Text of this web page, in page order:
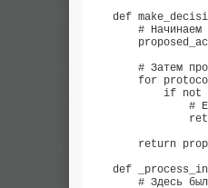
def
# Начинаем
# Затем
for
if not
#
return
def
# Здесь